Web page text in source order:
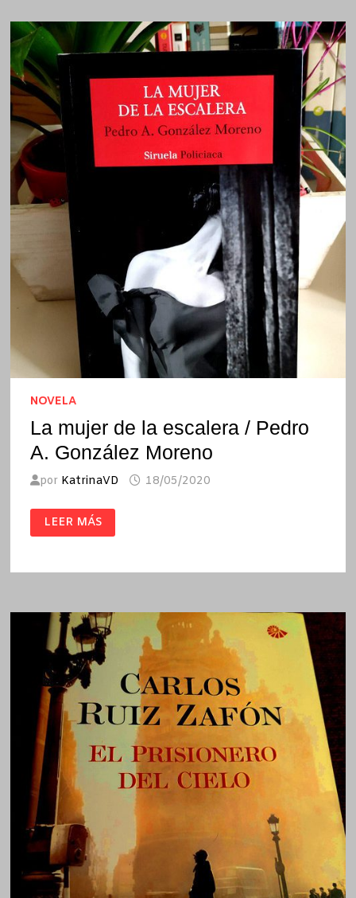
NOVELA
La mujer de la escalera / Pedro
A. González Moreno
por KatrinaVD 18/05/2020
LA
MUJER
DE
/
MORENO
LEER MÁS